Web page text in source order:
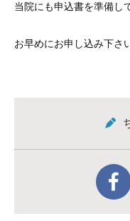
当院にも申込書を準備し
お早めにお申し込み下さ